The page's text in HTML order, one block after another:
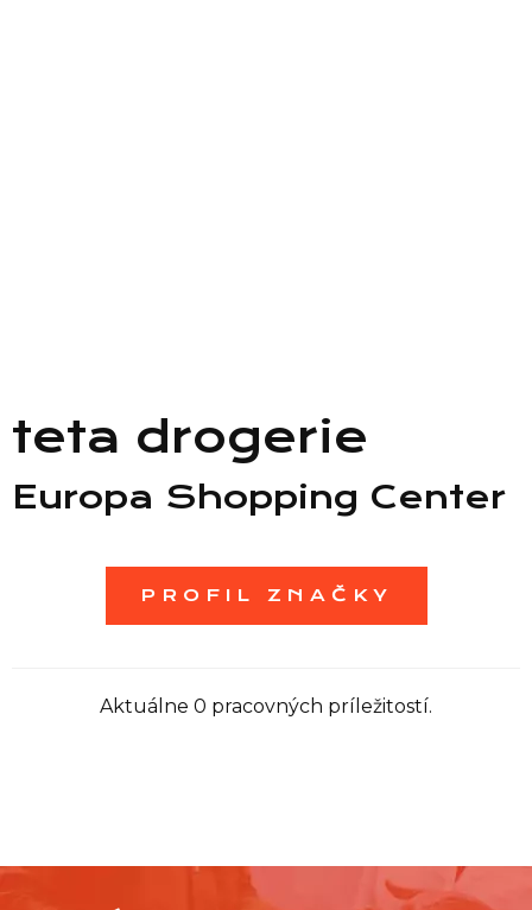
Informácie
teta drogerie
Europa Shopping Center
PROFIL ZNAČKY
Aktuálne 0 pracovných príležitostí.